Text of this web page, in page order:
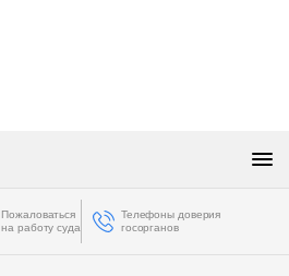
Пожаловаться
на работу суда
Телефоны доверия
госорганов